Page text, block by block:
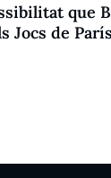
que
Jocs de París